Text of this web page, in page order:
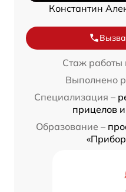
Константин
Стаж работы
Выполнено
Специализация –
прицелов
Образование –